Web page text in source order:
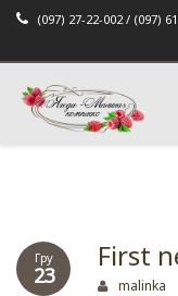
(097) 27-22-002 / (097)
Гру
23
First
malinka